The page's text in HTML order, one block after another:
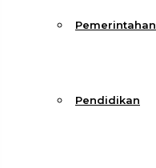
Pemerintahan
Pendidikan